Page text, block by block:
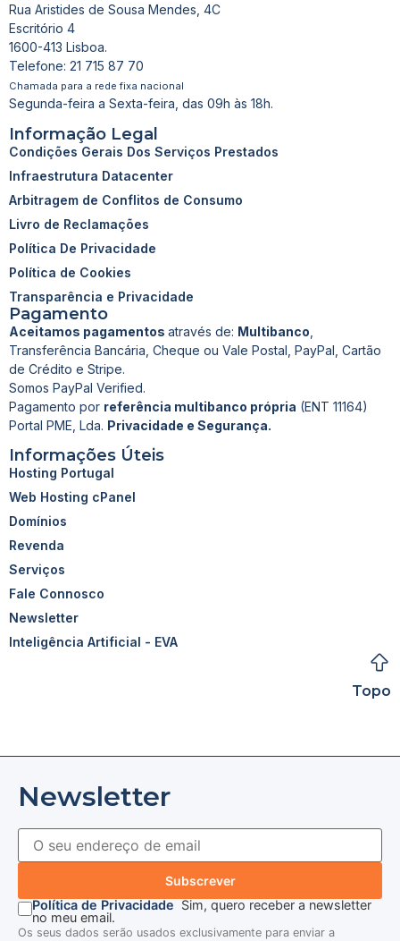
Rua Aristides de Sousa Mendes, 4C
Escritório 4
1600-413 Lisboa.
Telefone: 21 715 87 70
Chamada para a rede fixa nacional
Segunda-feira a Sexta-feira, das 09h às 18h.
Informação Legal
Condições Gerais Dos Serviços Prestados
Infraestrutura Datacenter
Arbitragem de Conflitos de Consumo
Livro de Reclamações
Política De Privacidade
Política de Cookies
Transparência e Privacidade
Pagamento
Aceitamos pagamentos através de: Multibanco
Transferência Bancária, Cheque ou Vale Postal, PayPal, Cartão
de Crédito e Stripe.
Somos PayPal Verified.
Pagamento por referência multibanco própria (ENT 11164)
Portal PME, Lda. Privacidade e Segurança.
Informações Úteis
Hosting Portugal
Web Hosting cPanel
Domínios
Revenda
Serviços
Fale Connosco
Newsletter
Inteligência Artificial - EVA
Topo
Newsletter
Subscrever
Política de Privacidade Sim, quero receber a newsletter
no meu email.
Os seus dados serão usados exclusivamente para enviar a